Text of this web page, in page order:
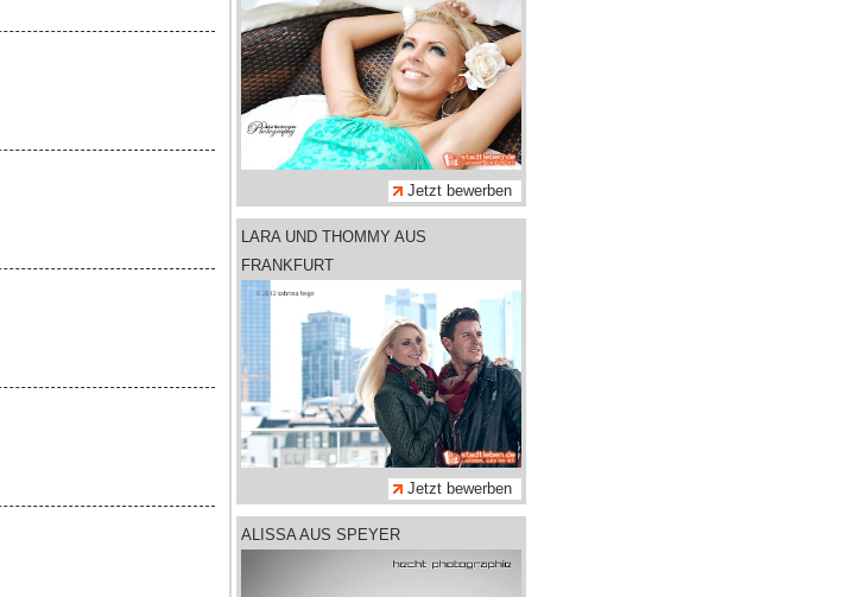
Jetzt bewerben
LARA UND THOMMY AUS
FRANKFURT
Jetzt bewerben
ALISSA AUS SPEYER